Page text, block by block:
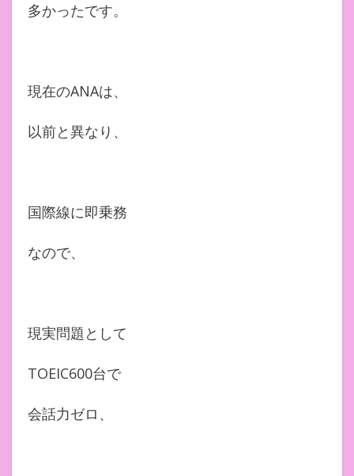
多かったです。
現在のANAは、
以前と異なり、
国際線に即乗務
なので、
現実問題として
TOEIC600台で
会話力ゼロ、